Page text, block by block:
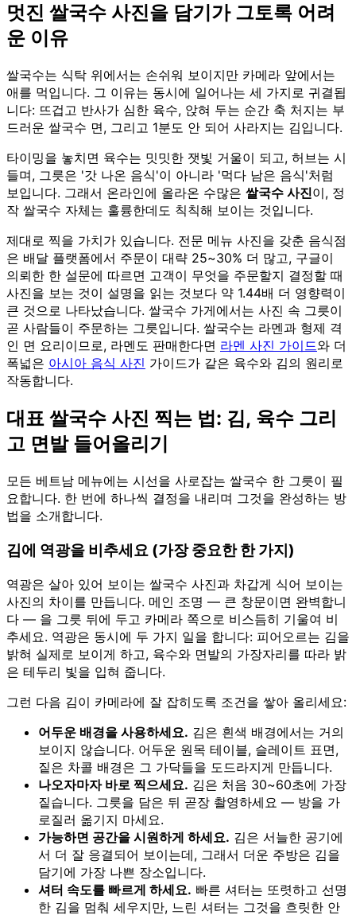
멋진 쌀국수 사진을 담기가 그토록 어려
운 이유
쌀국수는 식탁 위에서는 손쉬워 보이지만 카메라 앞에서는
애를 먹입니다. 그 이유는 동시에 일어나는 세 가지로 귀결됩
니다: 뜨겁고 반사가 심한 육수, 앉혀 두는 순간 축 처지는 부
드러운 쌀국수 면, 그리고 1분도 안 되어 사라지는 김입니다.
타이밍을 놓치면 육수는 밋밋한 잿빛 거울이 되고, 허브는 시
들며, 그릇은 '갓 나온 음식'이 아니라 '먹다 남은 음식'처럼
보입니다. 그래서 온라인에 올라온 수많은 쌀국수 사진이, 정
작 쌀국수 자체는 훌륭한데도 칙칙해 보이는 것입니다.
제대로 찍을 가치가 있습니다. 전문 메뉴 사진을 갖춘 음식점
은 배달 플랫폼에서 주문이 대략 25~30% 더 많고, 구글이
의뢰한 한 설문에 따르면 고객이 무엇을 주문할지 결정할 때
사진을 보는 것이 설명을 읽는 것보다 약 1.44배 더 영향력이
큰 것으로 나타났습니다. 쌀국수 가게에서는 사진 속 그릇이
곧 사람들이 주문하는 그릇입니다. 쌀국수는 라멘과 형제 격
인 면 요리이므로, 라멘도 판매한다면 라멘 사진 가이드와 더
폭넓은 아시아 음식 사진 가이드가 같은 육수와 김의 원리로
작동합니다.
대표 쌀국수 사진 찍는 법: 김, 육수 그리
고 면발 들어올리기
모든 베트남 메뉴에는 시선을 사로잡는 쌀국수 한 그릇이 필
요합니다. 한 번에 하나씩 결정을 내리며 그것을 완성하는 방
법을 소개합니다.
김에 역광을 비추세요 (가장 중요한 한 가지)
역광은 살아 있어 보이는 쌀국수 사진과 차갑게 식어 보이는
사진의 차이를 만듭니다. 메인 조명 — 큰 창문이면 완벽합니
다 — 을 그릇 뒤에 두고 카메라 쪽으로 비스듬히 기울여 비
추세요. 역광은 동시에 두 가지 일을 합니다: 피어오르는 김을
밝혀 실제로 보이게 하고, 육수와 면발의 가장자리를 따라 밝
은 테두리 빛을 입혀 줍니다.
그런 다음 김이 카메라에 잘 잡히도록 조건을 쌓아 올리세요:
어두운 배경을 사용하세요. 김은 흰색 배경에서는 거의
보이지 않습니다. 어두운 원목 테이블, 슬레이트 표면,
짙은 차콜 배경은 그 가닥들을 도드라지게 만듭니다.
나오자마자 바로 찍으세요. 김은 처음 30~60초에 가장
짙습니다. 그릇을 담은 뒤 곧장 촬영하세요 — 방을 가
로질러 옮기지 마세요.
가능하면 공간을 시원하게 하세요. 김은 서늘한 공기에
서 더 잘 응결되어 보이는데, 그래서 더운 주방은 김을
담기에 가장 나쁜 장소입니다.
셔터 속도를 빠르게 하세요. 빠른 셔터는 또렷하고 선명
한 김을 멈춰 세우지만, 느린 셔터는 그것을 흐릿한 안